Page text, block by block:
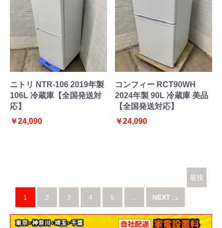
ニトリ NTR-106 2019年製
106L 冷蔵庫【全国発送対
応】
￥24,090
コンフィー RCT90WH
2024年製 90L 冷蔵庫 美品
【全国発送対応】
￥24,090
1 2 3 4 5 ... NEXT
最後